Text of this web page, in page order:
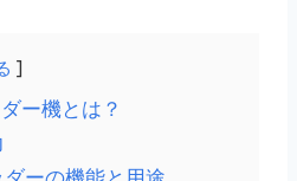
ー機とは？